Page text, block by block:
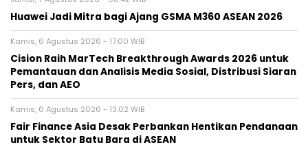
Huawei Jadi Mitra bagi Ajang GSMA M360 ASEAN 2026
Kamis, 6 Agustus 2026 - 17:00 WIB
Cision Raih MarTech Breakthrough Awards 2026 untuk
Pemantauan dan Analisis Media Sosial, Distribusi Siaran
Pers, dan AEO
Kamis, 6 Agustus 2026 - 13:02 WIB
Fair Finance Asia Desak Perbankan Hentikan Pendanaan
untuk Sektor Batu Bara di ASEAN